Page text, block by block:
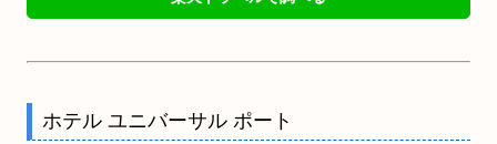
ホテル ユニバーサル ポート